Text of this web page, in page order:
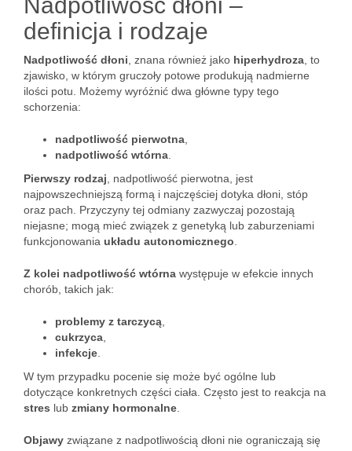
definicja i rodzaje
Nadpotliwość dłoni , znana również jako hiperhydroza , to
zjawisko, w którym gruczoły potowe produkują nadmierne
ilości potu. Możemy wyróżnić dwa główne typy tego
schorzenia:
nadpotliwość pierwotna
nadpotliwość wtórna
Pierwszy rodzaj , nadpotliwość pierwotna, jest
najpowszechniejszą formą i najczęściej dotyka dłoni, stóp
oraz pach. Przyczyny tej odmiany zazwyczaj pozostają
niejasne; mogą mieć związek z genetyką lub zaburzeniami
funkcjonowania układu autonomicznego
Z kolei nadpotliwość wtórna występuje w efekcie innych
chorób, takich jak:
problemy z tarczycą
cukrzyca
infekcje
W tym przypadku pocenie się może być ogólne lub
dotyczące konkretnych części ciała. Często jest to reakcja na
stres lub zmiany hormonalne
Objawy związane z nadpotliwością dłoni nie ograniczają się